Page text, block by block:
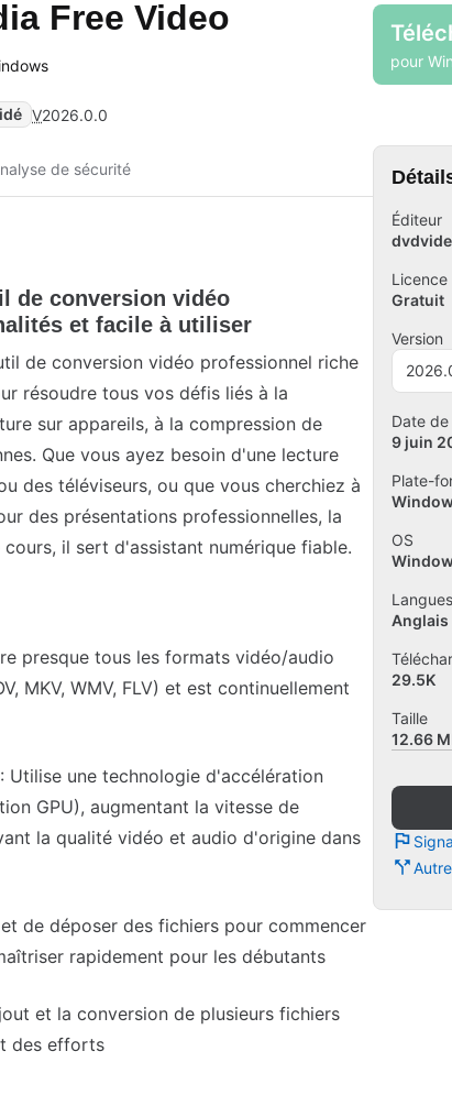
Free Video
V2026.0.0
pour
de sécurité
de conversion vidéo
et facile à utiliser
de conversion vidéo professionnel riche
résoudre tous vos défis liés à la
sur appareils, à la compression de
Que vous ayez besoin d'une lecture
des téléviseurs, ou que vous cherchiez à
des présentations professionnelles, la
il sert d'assistant numérique fiable.
presque tous les formats vidéo/audio
MKV, WMV, FLV) et est continuellement
Utilise une technologie d'accélération
GPU), augmentant la vitesse de
la qualité vidéo et audio d'origine dans
de déposer des fichiers pour commencer
rapidement pour les débutants
et la conversion de plusieurs fichiers
des efforts
Éditeur
Licence
Gratuit
Version
Date
9 juin
Plate-
OS
Langues
Anglais
29.5K
Taille
12.66